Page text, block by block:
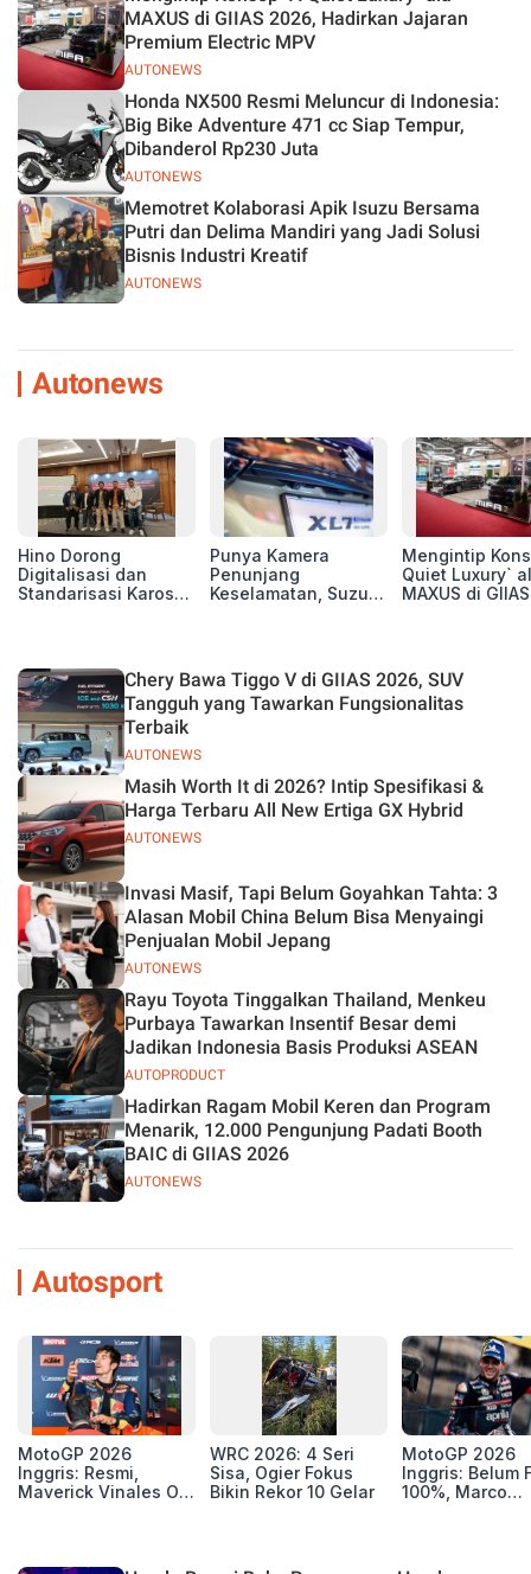
AUTONEWS
MAXUS di GIIAS 2026, Hadirkan Jajaran
Premium Electric MPV
AUTONEWS
Honda NX500 Resmi Meluncur di Indonesia:
Big Bike Adventure 471 cc Siap Tempur,
Dibanderol Rp230 Juta
AUTONEWS
Memotret Kolaborasi Apik Isuzu Bersama
Putri dan Delima Mandiri yang Jadi Solusi
Bisnis Industri Kreatif
Autonews
Hino Dorong
Digitalisasi dan
Standarisasi Karoseri
Punya Kamera
Penunjang
Keselamatan, Suzuki
Mengintip
Quiet Luxury`
MAXUS di GIIAS
AUTONEWS
Chery Bawa Tiggo V di GIIAS 2026, SUV
Tangguh yang Tawarkan Fungsionalitas
Terbaik
AUTONEWS
Masih Worth It di 2026? Intip Spesifikasi &
Harga Terbaru All New Ertiga GX Hybrid
AUTONEWS
Invasi Masif, Tapi Belum Goyahkan Tahta: 3
Alasan Mobil China Belum Bisa Menyaingi
Penjualan Mobil Jepang
AUTOPRODUCT
Rayu Toyota Tinggalkan Thailand, Menkeu
Purbaya Tawarkan Insentif Besar demi
Jadikan Indonesia Basis Produksi ASEAN
AUTONEWS
Hadirkan Ragam Mobil Keren dan Program
Menarik, 12.000 Pengunjung Padati Booth
BAIC di GIIAS 2026
Autosport
MotoGP 2026
Inggris: Resmi,
Maverick Vinales Out
Selanjutnya Belum
WRC 2026: 4 Seri
Sisa, Ogier Fokus
Bikin Rekor 10 Gelar
MotoGP 2026
Inggris: Belum
100%, Marco
GP